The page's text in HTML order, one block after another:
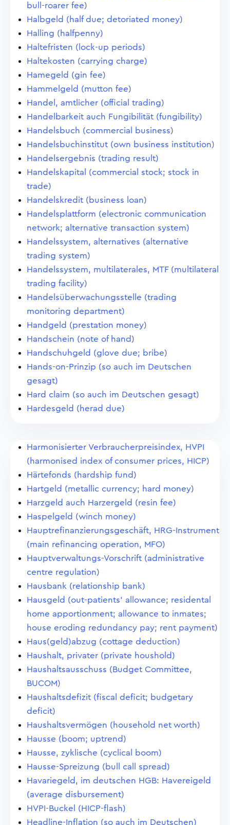
bull-roarer fee)
Halbgeld (half due; detoriated money)
Halling (halfpenny)
Haltefristen (lock-up periods)
Haltekosten (carrying charge)
Hamegeld (gin fee)
Hammelgeld (mutton fee)
Handel, amtlicher (official trading)
Handelbarkeit auch Fungibilität (fungibility)
Handelsbuch (commercial business)
Handelsbuchinstitut (own business institution)
Handelsergebnis (trading result)
Handelskapital (commercial stock; stock in
trade)
Handelskredit (business loan)
Handelsplattform (electronic communication
network; alternative transaction system)
Handelssystem, alternatives (alternative
trading system)
Handelssystem, multilaterales, MTF (multilateral
trading facility)
Handelsüberwachungsstelle (trading
monitoring department)
Handgeld (prestation money)
Handschein (note of hand)
Handschuhgeld (glove due; bribe)
Hands-on-Prinzip (so auch im Deutschen
gesagt)
Hard claim (so auch im Deutschen gesagt)
Hardesgeld (herad due)
Harmonisierter Verbraucherpreisindex, HVPI
(harmonised index of consumer prices, HICP)
Härtefonds (hardship fund)
Hartgeld (metallic currency; hard money)
Harzgeld auch Harzergeld (resin fee)
Haspelgeld (winch money)
Hauptrefinanzierungsgeschäft, HRG-Instrument
(main refinancing operation, MFO)
Hauptverwaltungs-Vorschrift (administrative
centre regulation)
Hausbank (relationship bank)
Hausgeld (out-patients' allowance; residental
home apportionment; allowance to inmates;
house eroding redundancy pay; rent payment)
Haus(geld)abzug (cottage deduction)
Haushalt, privater (private houshold)
Haushaltsausschuss (Budget Committee,
BUCOM)
Haushaltsdefizit (fiscal deficit; budgetary
deficit)
Haushaltsvermögen (household net worth)
Hausse (boom; uptrend)
Hausse, zyklische (cyclical boom)
Hausse-Spreizung (bull call spread)
Havariegeld, im deutschen HGB: Havereigeld
(average disbursement)
HVPI-Buckel (HICP-flash)
Headline-Inflation (so auch im Deutschen)